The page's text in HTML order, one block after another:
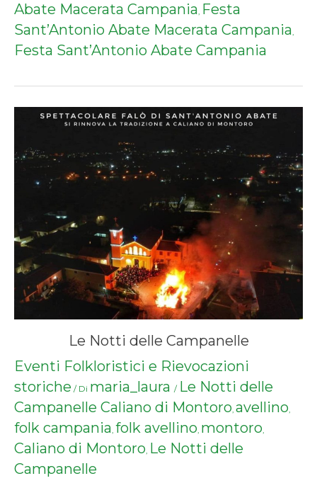
Abate Macerata Campania, Festa
Sant’Antonio Abate Macerata Campania,
Festa Sant’Antonio Abate Campania
Le Notti delle Campanelle
Eventi Folkloristici e Rievocazioni
storiche / Di maria_laura / Le Notti delle
Campanelle Caliano di Montoro avellino
folk campania folk avellino montoro
Caliano di Montoro Le Notti delle
Campanelle